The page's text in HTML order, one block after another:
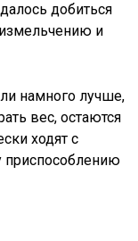
добиться
измельчению и
намного лучше,
вес, остаются
ходят с
приспособлению